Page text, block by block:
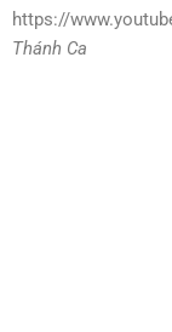
https://
Thánh Ca